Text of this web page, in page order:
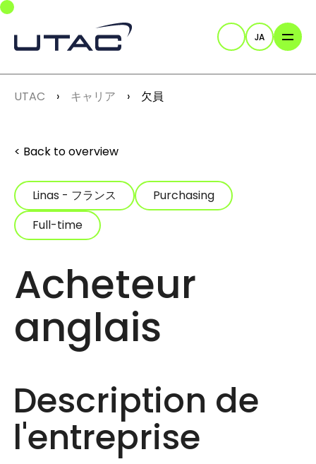
Skip to main navigation
Skip to main content
Skip to page footer
検索JA
You are here:
UTAC キャリア 欠員
Back to overview
Linas - フランス
Purchasing
Full-time
Acheteur
anglais
Description de
l'entreprise